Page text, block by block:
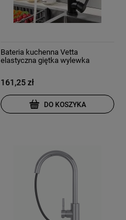
Bateria kuchenna Vetta
elastyczna giętka wylewka
161,25 zł
DO KOSZYKA